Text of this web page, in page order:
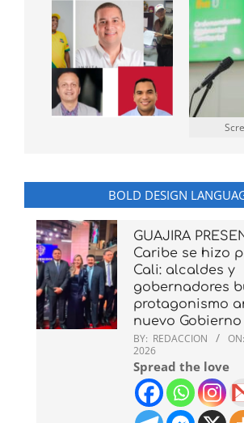
BOLD DESIGN
GUAJIRA
Caribe se hizo
Cali: alcaldes y
gobernadores
protagonismo
nuevo Gobierno
BY: REDACCION ON:
2026
Spread the love